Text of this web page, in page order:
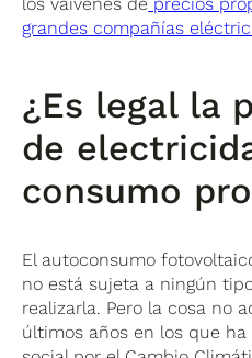
grandes compañías
¿Es legal la
de
consumo
El autoconsumo
no está sujeta a ningún
realizarla. Pero la cosa no
últimos años en los que